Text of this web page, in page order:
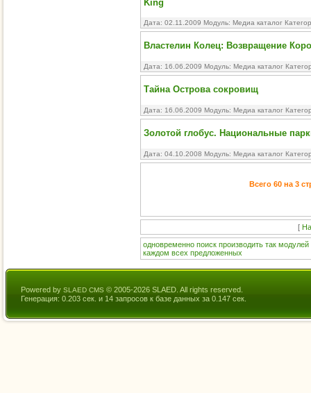
King
Дата: 02.11.2009 Модуль: Медиа каталог
Властелин Колец: Возвращение
Дата: 16.06.2009 Модуль: Медиа каталог
Тайна Острова сокровищ
Дата: 16.06.2009 Модуль: Медиа каталог
Золотой глобус. Национальные
Дата: 04.10.2008 Модуль: Медиа каталог
Всего 60 на 3
[
одновременно поиск производить так модулей
каждом всех предложенных
Powered by SLAED CMS © 2005-2026 SLAED. All rights reserved.
Генерация: 0.203 сек. и 14 запросов к базе данных за 0.147 сек.